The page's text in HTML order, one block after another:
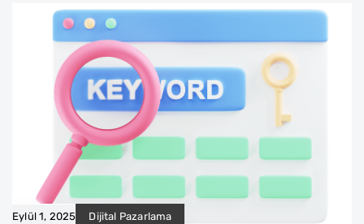
Eylül 1, 2025 Dijital Pazarlama